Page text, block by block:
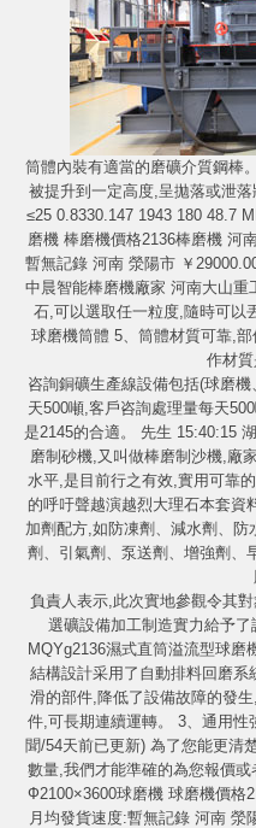
筒體內裝有適當的磨礦介質鋼棒
被提升到一定高度,呈拋落或泄
≤25 0.8330.147 1943 180 48.7
磨機 棒磨機價格2136棒磨機 河
暫無記錄 河南 滎陽市 ￥
中晨智能棒磨機廠家 河南大山
石,可以選取任一粒度,隨時可以
球磨機筒體 5、筒體材質可靠,
作材質
咨詢銅礦生產線設備包括(球磨
天500噸,客戶咨詢處理量每天
是2145的合適。 先生 15:40:15
磨制砂機,又叫做棒磨制沙機,廠
水平,是目前行之有效,實用可靠
的呼吁聲越演越烈大理石本套資
加劑配方,如防凍劑、減水劑、
劑、引氣劑、泵送劑、增強劑、
負責人表示,此次實地參觀令其
選礦設備加工制造實力給予
MQYg2136濕式直筒溢流型球磨
結構設計采用了自動排料回磨
滑的部件,降低了設備故障的發
件,可長期連續運轉。 3、通用性
聞/54天前已更新) 為了您能更清
數量,我們才能準確的為您報價或
Ф2100×3600球磨機 球磨機價格
月均發貨速度:暫無記錄 河南 滎